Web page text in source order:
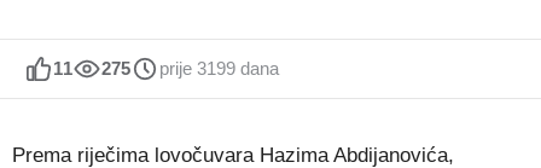
11 275 prije 3199 dana
Prema riječima lovočuvara Hazima Abdijanovića,